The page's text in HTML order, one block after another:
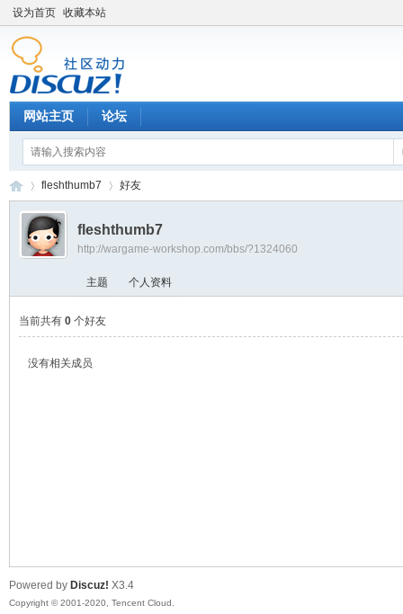
设为首页 收藏本站
网站主页 论坛
›
fleshthumb7 好友
fleshthumb7
http://wargame-workshop.com/bbs/?1324060
主题 个人资料
当前共有 0个好友
没有相关成员
Powered by Discuz! X3.4
Copyright © 2001-2020, Tencent Cloud.